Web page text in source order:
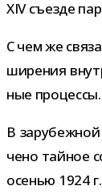
XIV съезде
С чем же
ши­ре­ния
ные процессы.
В
чено тай­ное
осе­нью 1924